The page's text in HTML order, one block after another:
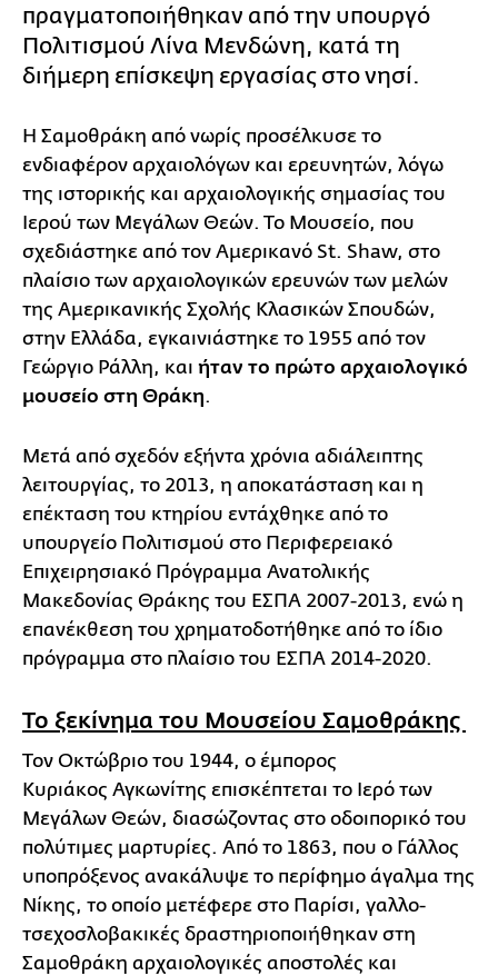
πραγματοποιήθηκαν από την υπουργό
Πολιτισμού Λίνα Μενδώνη, κατά τη
διήμερη επίσκεψη εργασίας στο νησί.
Η Σαμοθράκη από νωρίς προσέλκυσε το
ενδιαφέρον αρχαιολόγων και ερευνητών, λόγω
της ιστορικής και αρχαιολογικής σημασίας του
Ιερού των Μεγάλων Θεών. Το Μουσείο, που
σχεδιάστηκε από τον Αμερικανό St. Shaw, στο
πλαίσιο των αρχαιολογικών ερευνών των μελών
της Αμερικανικής Σχολής Κλασικών Σπουδών,
στην Ελλάδα, εγκαινιάστηκε το 1955 από τον
Γεώργιο Ράλλη, και ήταν το πρώτο αρχαιολογικό
μουσείο στη Θράκη.
Μετά από σχεδόν εξήντα χρόνια αδιάλειπτης
λειτουργίας, το 2013, η αποκατάσταση και η
επέκταση του κτηρίου εντάχθηκε από το
υπουργείο Πολιτισμού στο Περιφερειακό
Επιχειρησιακό Πρόγραμμα Ανατολικής
Μακεδονίας Θράκης του ΕΣΠΑ 2007-2013, ενώ η
επανέκθεση του χρηματοδοτήθηκε από το ίδιο
πρόγραμμα στο πλαίσιο του ΕΣΠΑ 2014-2020.
Το ξεκίνημα του Μουσείου Σαμοθράκης
Τον Οκτώβριο του 1944, ο έμπορος
Κυριάκος Αγκωνίτης επισκέπτεται το Ιερό των
Μεγάλων Θεών, διασώζοντας στο οδοιπορικό του
πολύτιμες μαρτυρίες. Από το 1863, που ο Γάλλος
υποπρόξενος ανακάλυψε το περίφημο άγαλμα της
Νίκης, το οποίο μετέφερε στο Παρίσι, γαλλο-
τσεχοσλοβακικές δραστηριοποιήθηκαν στη
Σαμοθράκη αρχαιολογικές αποστολές και